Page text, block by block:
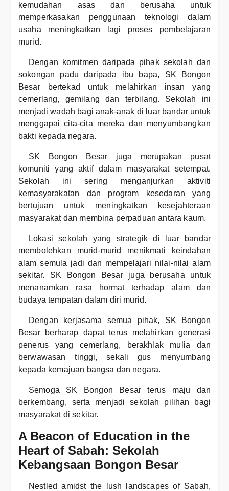
kemudahan asas dan berusaha untuk
memperkasakan penggunaan teknologi dalam
usaha meningkatkan lagi proses pembelajaran
murid.
Dengan komitmen daripada pihak sekolah dan
sokongan padu daripada ibu bapa, SK Bongon
Besar bertekad untuk melahirkan insan yang
cemerlang, gemilang dan terbilang. Sekolah ini
menjadi wadah bagi anak-anak di luar bandar untuk
menggapai cita-cita mereka dan menyumbangkan
bakti kepada negara.
SK Bongon Besar juga merupakan pusat
komuniti yang aktif dalam masyarakat setempat.
Sekolah ini sering menganjurkan aktiviti
kemasyarakatan dan program kesedaran yang
bertujuan untuk meningkatkan kesejahteraan
masyarakat dan membina perpaduan antara kaum.
Lokasi sekolah yang strategik di luar bandar
membolehkan murid-murid menikmati keindahan
alam semula jadi dan mempelajari nilai-nilai alam
sekitar. SK Bongon Besar juga berusaha untuk
menanamkan rasa hormat terhadap alam dan
budaya tempatan dalam diri murid.
Dengan kerjasama semua pihak, SK Bongon
Besar berharap dapat terus melahirkan generasi
penerus yang cemerlang, berakhlak mulia dan
berwawasan tinggi, sekali gus menyumbang
kepada kemajuan bangsa dan negara.
Semoga SK Bongon Besar terus maju dan
berkembang, serta menjadi sekolah pilihan bagi
masyarakat di sekitar.
A Beacon of Education in the
Heart of Sabah: Sekolah
Kebangsaan Bongon Besar
Nestled amidst the lush landscapes of Sabah,